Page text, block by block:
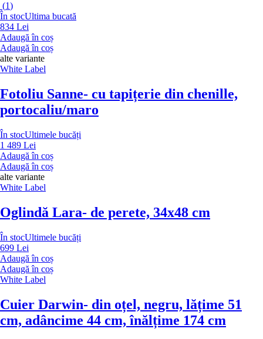
(1)
În stocUltima bucată
834 Lei
Adaugă în coș
Adaugă în coș
alte variante
White Label
Fotoliu Sanne- cu tapițerie din chenille,
portocaliu/maro
În stocUltimele bucăți
1 489 Lei
Adaugă în coș
Adaugă în coș
alte variante
White Label
Oglindă Lara- de perete, 34x48 cm
În stocUltimele bucăți
699 Lei
Adaugă în coș
Adaugă în coș
White Label
Cuier Darwin- din oțel, negru, lățime 51
cm, adâncime 44 cm, înălțime 174 cm